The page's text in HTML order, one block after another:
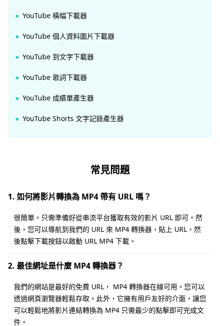
YouTube 橫幅下載器
YouTube 個人資料圖片下載器
YouTube 到文字下載器
YouTube 歌詞下載器
YouTube 成績單產生器
YouTube Shorts 文字記錄產生器
常見問題
1. 如何將影片轉換為 MP4 帶有 URL 嗎？
很簡單。只需準備好從串流平台獲取有效的影片 URL 即可。然
後，您可以導航到我們的 URL 來 MP4 轉換器，貼上 URL，然
後點擊下載按鈕以啟動 URL MP4 下載。
2. 最佳網址是什麼 MP4 轉換器？
我們的網站是最好的免費 URL， MP4 轉換器在線可用。您可以
透過網頁瀏覽器輕鬆存取。此外，它擁有用戶友好的介面，讓您
可以輕鬆地將影片連結轉換為 MP4 只需最少的點擊即可完成文
件。